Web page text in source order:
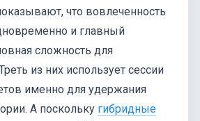
что вовлеченность
и главный
сложность для
из них использует сессии
именно для удержания
А поскольку гибридные